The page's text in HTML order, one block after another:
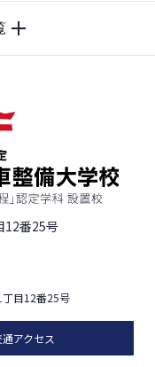
12番25号
目12番25号
通アクセス